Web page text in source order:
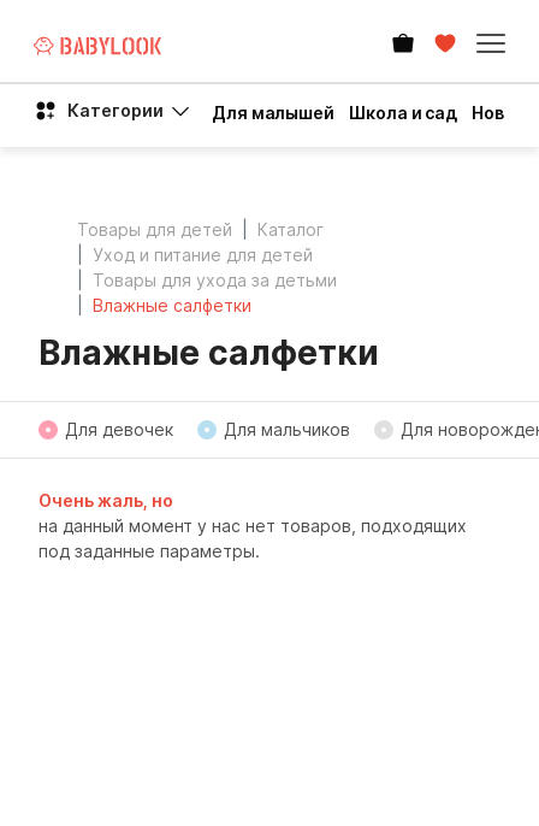
Категории Для малышей Школа и сад Новый
Товары для детей
Каталог
Уход и питание для детей
Товары для ухода за детьми
Влажные салфетки
Влажные салфетки
Для девочек Для мальчиков Для
Очень жаль, но
на данный момент у нас нет товаров, подходящих
под заданные параметры.